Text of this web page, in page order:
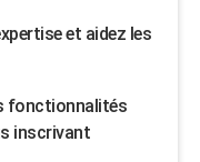
et aidez les
fonctionnalités
inscrivant